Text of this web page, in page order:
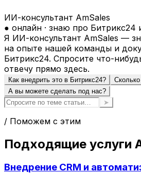
ИИ-консультант AmSales
● онлайн · знаю про Битрикс24
Я ИИ-консультант AmSales —
на опыте нашей команды и
Битрикс24. Спросите что-
отвечу прямо здесь.
Как внедрить это в Битрикс24?
Сколько
А вы можете сделать под нас?
➤
/ Поможем с этим
Подходящие услуги
Внедрение CRM и